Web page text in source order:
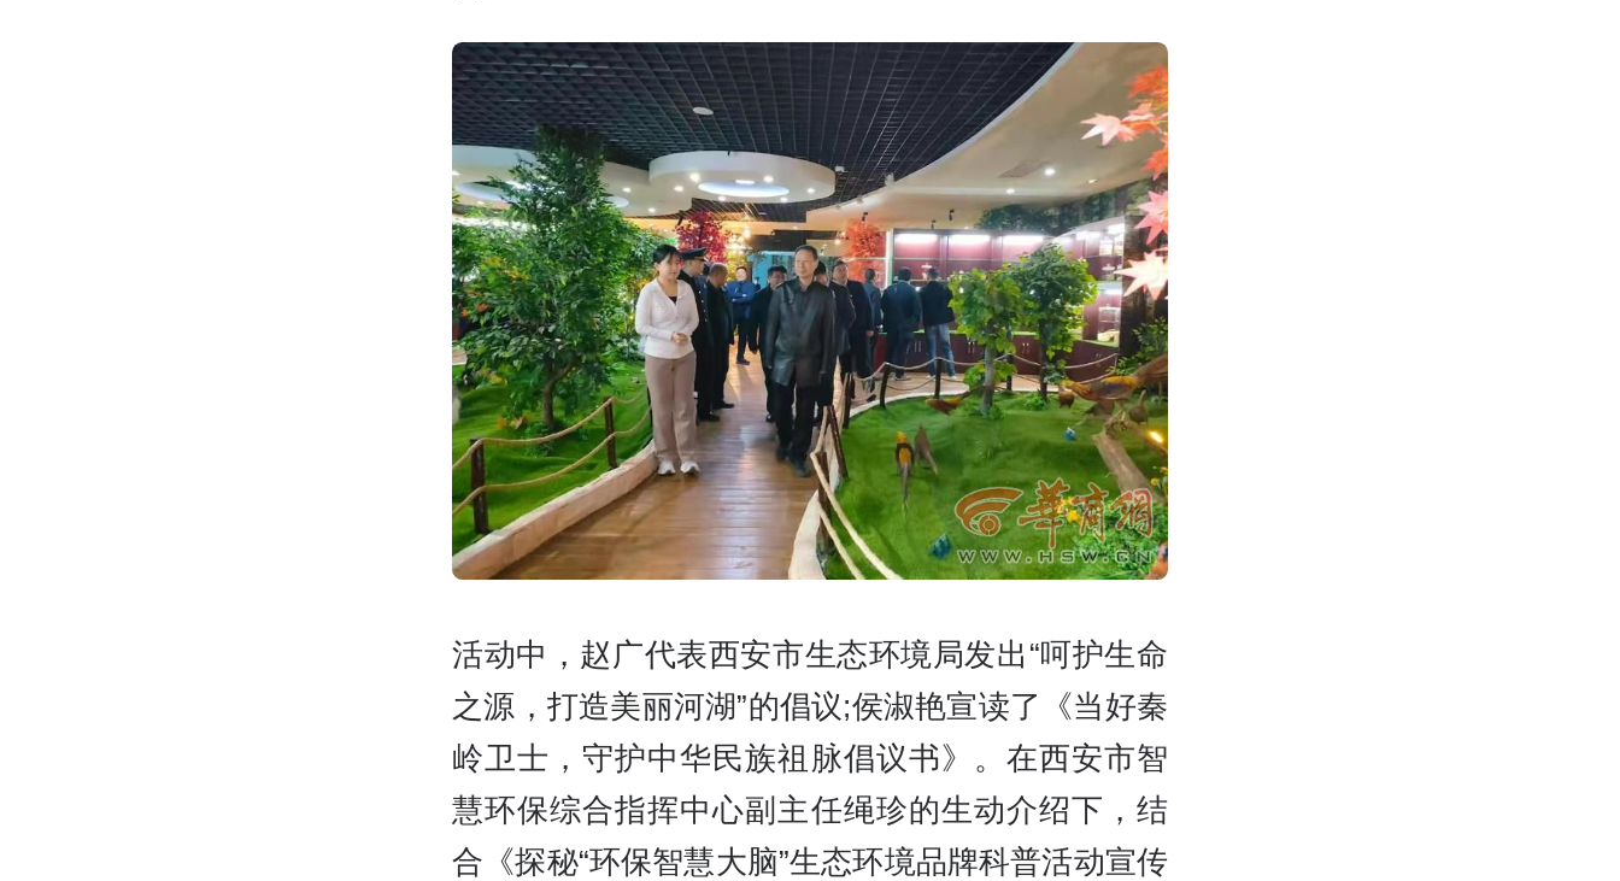
活动中，赵广代表西安市生态环境局发出“呵护生命
之源，打造美丽河湖”的倡议;侯淑艳宣读了《当好秦
岭卫士，守护中华民族祖脉倡议书》。在西安市智
慧环保综合指挥中心副主任绳珍的生动介绍下，结
合《探秘“环保智慧大脑”生态环境品牌科普活动宣传